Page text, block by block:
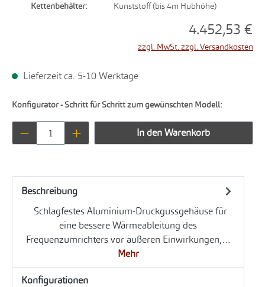
Kettenbehälter: Kunststoff (bis 4m Hubhöhe)
4.452,53 €
zzgl. MwSt. zzgl. Versandkosten
Lieferzeit ca. 5-10 Werktage
Konfigurator - Schritt für Schritt zum gewünschten Modell:
Produkt Anzahl: Gib den gewünschten
In den Warenkorb
Beschreibung
Schlagfestes Aluminium-Druckgussgehäuse für
eine bessere Wärmeableitung des
Frequenzumrichters vor äußeren Einwirkungen,…
Mehr
Konfigurationen